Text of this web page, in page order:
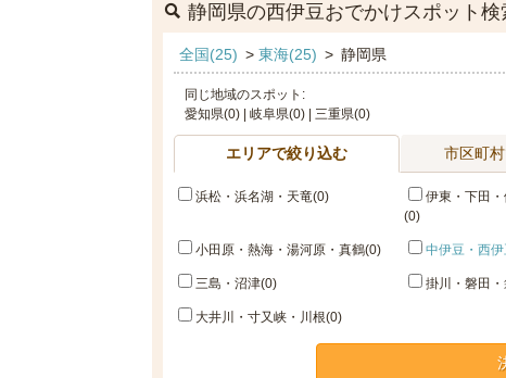
静岡県の西伊豆おでかけスポット検
全国(25) > 東海(25) > 静岡県
同じ地域のスポット:
愛知県(0) | 岐阜県(0) | 三重県(0)
エリアで絞り込む 市区町
浜松・浜名湖・天竜(0)
伊東・下田
(0)
小田原・熱海・湯河原・真鶴(0) 中伊豆・西
三島・沼津(0) 掛川・磐田
大井川・寸又峡・川根(0)